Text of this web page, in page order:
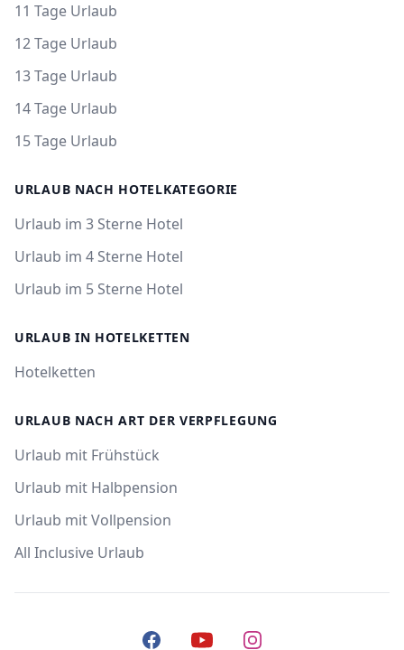
11 Tage Urlaub
12 Tage Urlaub
13 Tage Urlaub
14 Tage Urlaub
15 Tage Urlaub
URLAUB NACH HOTELKATEGORIE
Urlaub im 3 Sterne Hotel
Urlaub im 4 Sterne Hotel
Urlaub im 5 Sterne Hotel
URLAUB IN HOTELKETTEN
Hotelketten
URLAUB NACH ART DER VERPFLEGUNG
Urlaub mit Frühstück
Urlaub mit Halbpension
Urlaub mit Vollpension
All Inclusive Urlaub
FacebookYouTubeInstagram